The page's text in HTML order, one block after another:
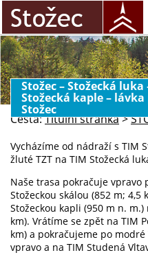
Stožec – Stožecká luka
Stožecká kaple –
Stožec
Cesta:Titulní stránka>
Vycházíme od nádraží s TIM
žluté TZT na TIM Stožecká
Naše trasa pokračuje vpravo
Stožeckou skálou (852 m; 4,5
Stožeckou kapli (950 m n.
km). Vrátíme se zpět na TIM
km) a pokračujeme po
vpravo a na TIM Studená